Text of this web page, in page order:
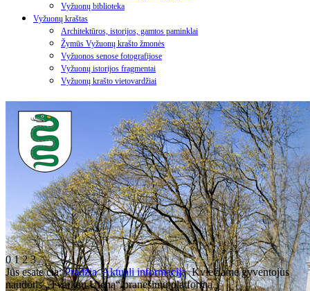
Vyžuonų biblioteka
Vyžuonų kraštas
Architektūros, istorijos, gamtos paminklai
Žymūs Vyžuonų krašto žmonės
Vyžuonos senose fotografijose
Vyžuonų istorijos fragmentai
Vyžuonų krašto vietovardžiai
0123
Jūs esate čia:Pradžia Aktuali informacija Kviečiame gyventojus
naudotis „Tvarkau Uteną“ pranešimų platforma